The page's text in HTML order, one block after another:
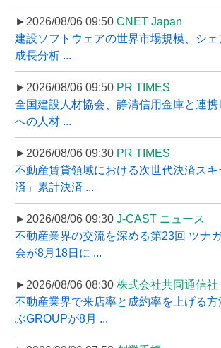
►2026/08/06 09:50 CNET Japan
建設ソフトウェアの世界市場規模、シ
成長分析 ...
►2026/08/06 09:50 PR TIMES
全国建設人材協会、静清信用金庫と連
への人材 ...
►2026/08/06 09:30 PR TIMES
不動産賃貸領域における次世代決済ス
済」累計決済 ...
►2026/08/06 09:30 J-CAST ニュース
不動産業界の交流を深める第23回 ツナ
会が8月18日に ...
►2026/08/06 08:30 株式会社共同通信社
不動産業界で来店率と成約率を上げる方
ぶGROUPが8月 ...